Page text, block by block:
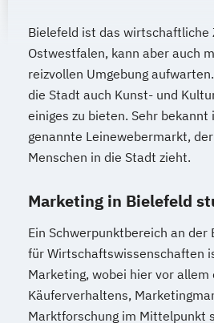
Bielefeld ist das wirtschaftliche
Ostwestfalen, kann aber auch
reizvollen Umgebung
die Stadt auch Kunst- und
einiges zu bieten. Sehr
genannte Leinewebermarkt,
Menschen in die Stadt zieht.
Marketing in Bielefeld
Ein Schwerpunktbereich an der
für Wirtschaftswissenschaften
Marketing, wobei hier vor allem
Käuferverhaltens,
Marktforschung im Mittelpunkt